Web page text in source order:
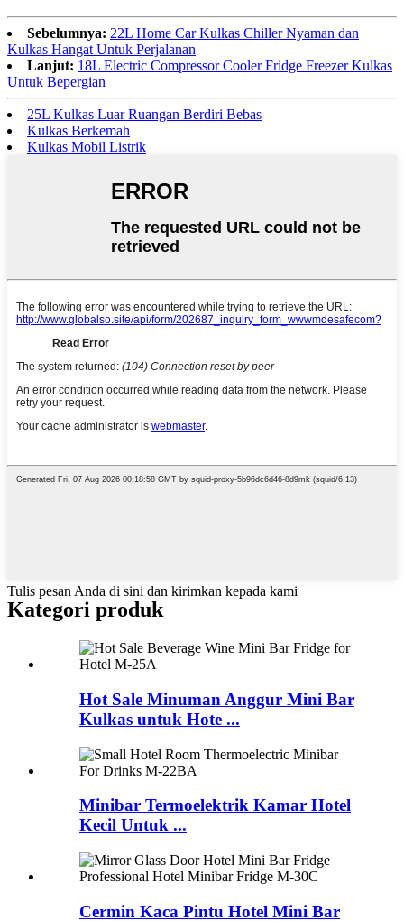
Sebelumnya: 22L Home Car Kulkas Chiller Nyaman dan
Kulkas Hangat Untuk Perjalanan
Lanjut: 18L Electric Compressor Cooler Fridge Freezer Kulkas
Untuk Bepergian
25L Kulkas Luar Ruangan Berdiri Bebas
Kulkas Berkemah
Kulkas Mobil Listrik
Tulis pesan Anda di sini dan kirimkan kepada kami
Kategori produk
Hot Sale Minuman Anggur Mini Bar
Kulkas untuk Hote ...
Minibar Termoelektrik Kamar Hotel
Kecil Untuk ...
Cermin Kaca Pintu Hotel Mini Bar